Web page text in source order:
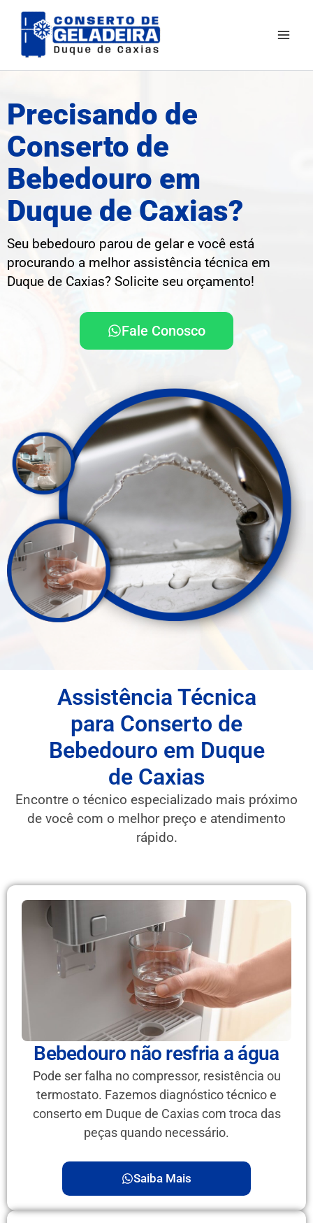
para
Precisando de
Conserto de
Bebedouro em
Duque de Caxias?
Seu bebedouro parou de gelar e você está
procurando a melhor assistência técnica em
Duque de Caxias? Solicite seu orçamento!
Fale Conosco
Assistência Técnica
para Conserto de
Bebedouro em Duque
de Caxias
Encontre o técnico especializado mais próximo
de você com o melhor preço e atendimento
rápido.
Bebedouro não resfria a água
Pode ser falha no compressor, resistência ou
termostato. Fazemos diagnóstico técnico e
conserto em Duque de Caxias com troca das
peças quando necessário.
Saiba Mais